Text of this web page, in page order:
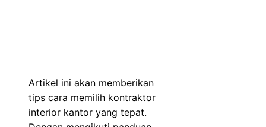
Artikel ini akan memberikan
tips cara memilih kontraktor
interior kantor yang tepat.